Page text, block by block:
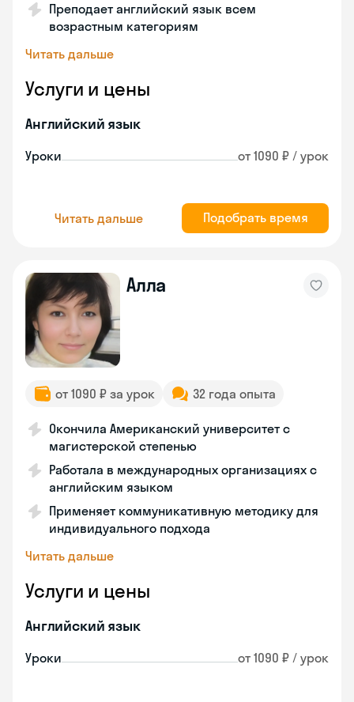
Преподает английский язык всем
возрастным категориям
Читать дальше
Услуги и цены
Английский язык
Уроки от 1090 ₽ / урок
Читать дальше Подобрать время
Алла
от 1090 ₽ за урок 32 года опыта
Окончила Американский университет с
магистерской степенью
Работала в международных организациях с
английским языком
Применяет коммуникативную методику для
индивидуального подхода
Читать дальше
Услуги и цены
Английский язык
Уроки от 1090 ₽ / урок